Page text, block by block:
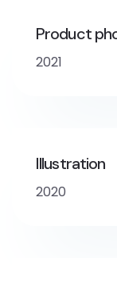
Product
2021
Illustration
2020